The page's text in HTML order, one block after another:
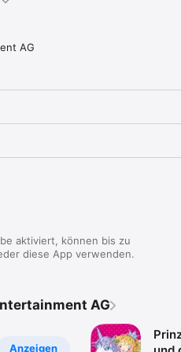
AG
aktiviert, können bis zu
diese App verwenden.
AG
Anzeigen